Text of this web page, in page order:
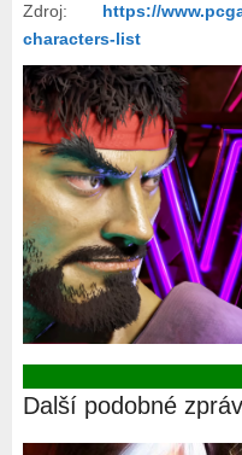
Zdroj: https://
characters-list
Další podobné